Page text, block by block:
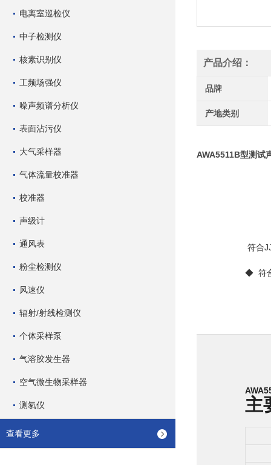
电离室巡检仪
中子检测仪
核素识别仪
工频场强仪
噪声频谱分析仪
表面沾污仪
大气采样器
气体流量校准器
校准器
声级计
通风表
粉尘检测仪
风速仪
辐射/射线检测仪
个体采样泵
气溶胶发生器
空气微生物采样器
测氡仪
查看更多
产品介绍：
品牌
产地类别
AWA5511B型测试
符合
◆ 符
主